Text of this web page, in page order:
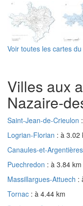
Voir toutes les cartes
Villes aux
Nazaire-
Saint-Jean-de-Crieulon
Logrian-Florian : à 3.02
Canaules-et-Argentières
Puechredon : à 3.84 km
Massillargues-Attuech :
Tornac : à 4.44 km